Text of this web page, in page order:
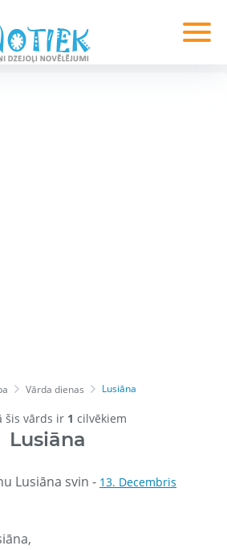
Vārda dienas Lusiāna
šis vārds ir 1 cilvēkiem
Lusiāna
Lusiāna svin - 13. Decembris